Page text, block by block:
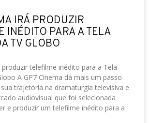
IRÁ PRODUZIR
INÉDITO PARA A TELA
TV GLOBO
produzir telefilme inédito para a Tela
A GP7 Cinema dá mais um passo
trajetória na dramaturgia televisiva e
audiovisual que foi selecionada
e produzir um telefilme inédito para a